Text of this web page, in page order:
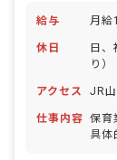
給与 月
休日
日
り
アクセス
JR
仕事内容 保育
具体